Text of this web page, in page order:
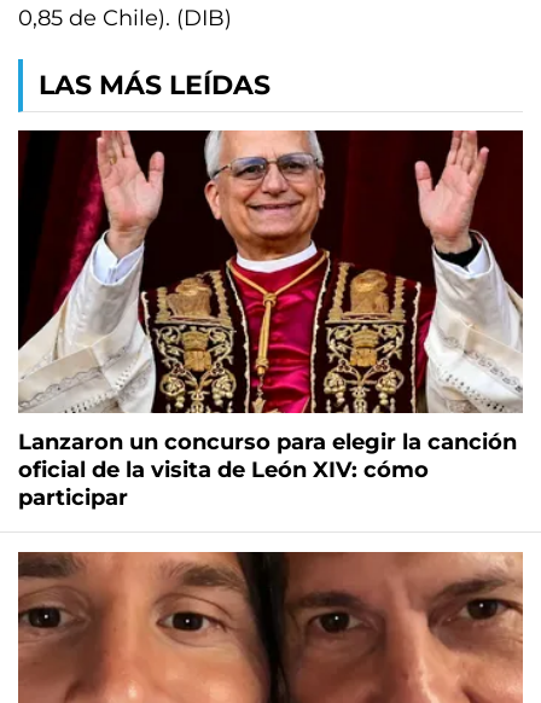
0,85 de Chile). (DIB)
LAS MÁS LEÍDAS
Lanzaron un concurso para elegir la canción
oficial de la visita de León XIV: cómo
participar